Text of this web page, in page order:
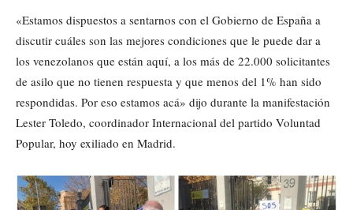
«Estamos dispuestos a sentarnos con el Gobierno de España a
discutir cuáles son las mejores condiciones que le puede dar a
los venezolanos que están aquí, a los más de 22.000 solicitantes
de asilo que no tienen respuesta y que menos del 1% han sido
respondidas. Por eso estamos acá» dijo durante la manifestación
Lester Toledo, coordinador Internacional del partido Voluntad
Popular, hoy exiliado en Madrid.